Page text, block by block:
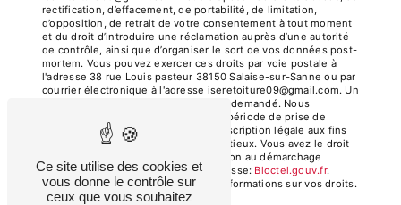
rectification, d’effacement, de portabilité, de limitation,
d’opposition, de retrait de votre consentement à tout moment
et du droit d’introduire une réclamation auprès d’une autorité
de contrôle, ainsi que d’organiser le sort de vos données post-
mortem. Vous pouvez exercer ces droits par voie postale à
l'adresse 38 rue Louis pasteur 38150 Salaise-sur-Sanne ou par
courrier électronique à l'adresse iseretoiture09@gmail.com. Un
justificatif d'identité pourra vous être demandé. Nous
conservons vos données pendant la période de prise de
contact puis pendant la durée de prescription légale aux fins
probatoires et de gestion des contentieux. Vous avez le droit
de vous inscrire sur la liste d'opposition au démarchage
téléphonique, disponible à cette adresse:
Bloctel.gouv.fr.
Consultez le site cnil.fr pour plus d’informations sur vos droits.
Ce site utilise des cookies et
vous donne le contrôle sur
ceux que vous souhaitez